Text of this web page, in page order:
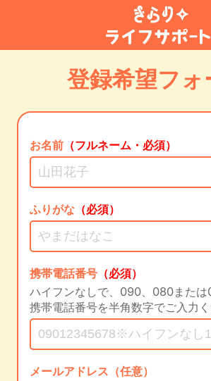
登録希望フォ
お名前 （フルネーム・必須）
ふりがな （必須）
携帯電話番号 （必須）
ハイフンなしで、090、080または
携帯電話番号を半角数字でご入力く
メールアドレス（任意）